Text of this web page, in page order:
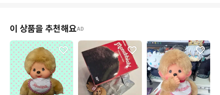
이 상품을 추천해요AD